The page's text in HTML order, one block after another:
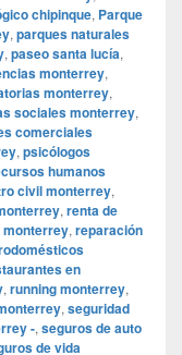
chipinque, Parque
, parques naturales
, paseo santa lucía,
monterrey,
monterrey,
sociales monterrey,
comerciales
, psicólogos
humanos
civil monterrey,
, renta de
monterrey, reparación
en
, running monterrey,
, seguridad
-, seguros de auto
de vida